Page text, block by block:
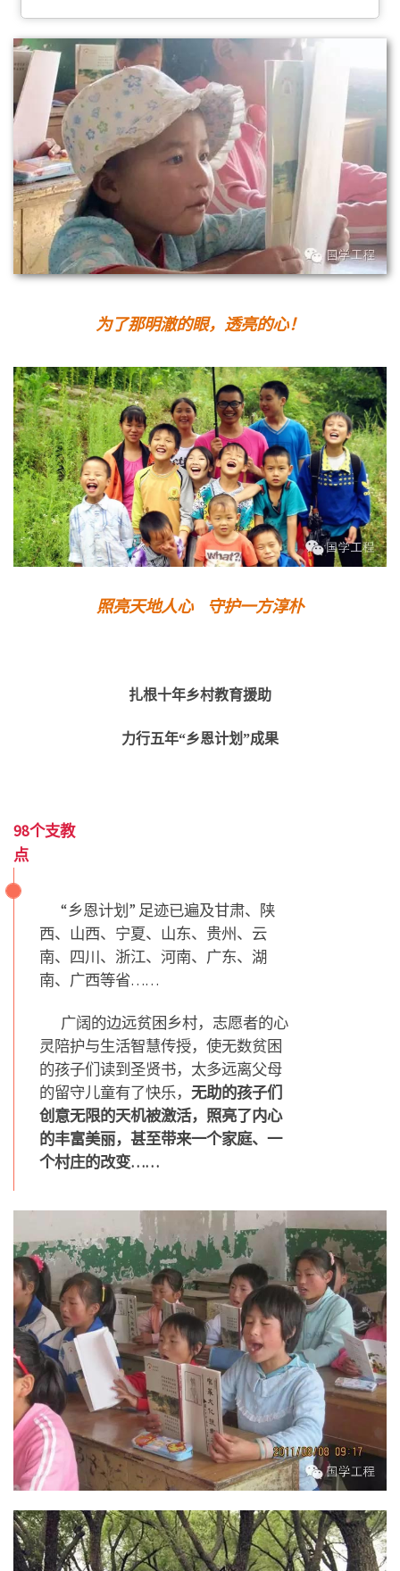
为了那明澈的眼，透亮的心！
照亮天地人心 守护一方淳朴
扎根十年乡村教育援助
力行五年“乡恩计划”成果
98个支教
点
“乡恩计划” 足迹已遍及甘肃、陕
西、山西、宁夏、山东、贵州、云
南、四川、浙江、河南、广东、湖
南、广西等省……
广阔的边远贫困乡村，志愿者的心
灵陪护与生活智慧传授，使无数贫困
的孩子们读到圣贤书，太多远离父母
的留守儿童有了快乐， 无助的孩子们
创意无限的天机被激活，照亮了内心
的丰富美丽，甚至带来一个家庭、一
个村庄的改变……